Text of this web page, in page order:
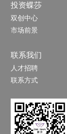
投资蝶莎
双创中心
市场前景
联系我们
人才招聘
联系方式